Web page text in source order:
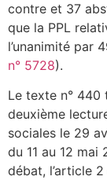
contre et 37
que la PPL
l’unanimité par
n° 5728).
Le texte n° 440
deuxième
sociales le 29
du 11 au 12
débat, l’article